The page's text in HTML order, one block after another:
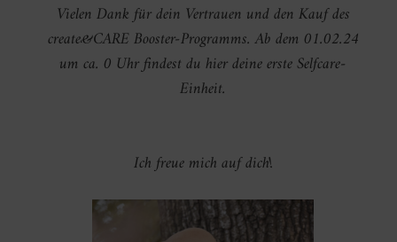
Vielen Dank für dein Vertrauen und den Kauf des
create&CARE Booster-Programms. Ab dem 01.02.24
um ca. 0 Uhr findest du hier deine erste Selfcare-
Einheit.
Ich freue mich auf dich!